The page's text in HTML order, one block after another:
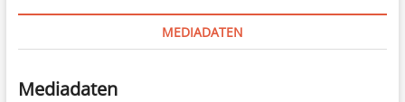
MEDIADATEN
Mediadaten